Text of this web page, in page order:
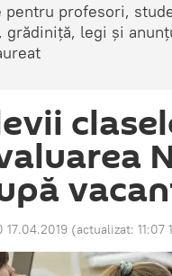
profesori,
legi și
17.04.2019 (actualizat: 11:07